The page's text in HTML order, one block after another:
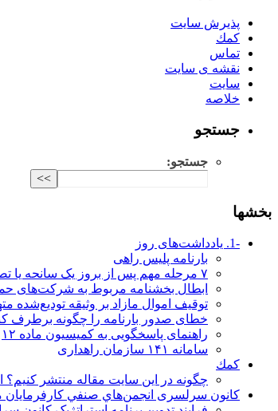
پذيرش سايت
كمك
تماس
نقشه ى سايت
سايت
خلاصه
جستجو
جستجو:
بخشها
-1. یادداشت‌های روز
بارنامه پلیس راهی
۷ مرحله مهم پس از بروز یک سانحه یا تصادف جاده‌ای
ابطال بخشنامه مربوط به شرکت‌های
توقیف اموال مازاد بر وثیقه تودیع‌شده
خطای صدور بارنامه را چگونه برطرف
راهنمای پاسخگویی به کمیسیون ماده ۱۲
سامانه ۱۴۱ سازمان راهداری
كمك
چگونه در اين سايت مقاله منتشر كنيم؟
كانون سرلسری انجمن‌هاي صنفي